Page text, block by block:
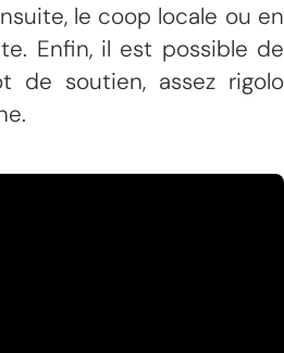
le coop locale ou en
Enfin, il est possible de
de soutien, assez rigolo